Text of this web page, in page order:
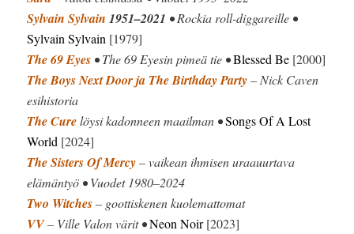
Sylvain Sylvain 1951–2021 • Rockia roll-diggareille •
Sylvain Sylvain [1979]
The 69 Eyes • The 69 Eyesin pimeä tie •Blessed Be [2000]
The Boys Next Door ja The Birthday Party– Nick Caven
esihistoria
The Curelöysi kadonneen maailman •Songs Of A Lost
World [2024]
The Sisters Of Mercy– vaikean ihmisen uraauurtava
elämäntyö • Vuodet 1980–2024
Two Witches– goottiskenen kuolemattomat
VV– Ville Valon värit •Neon Noir[2023]